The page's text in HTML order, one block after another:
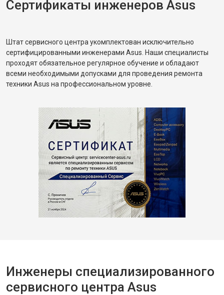
Сертификаты инженеров Asus
Штат сервисного центра укомплектован исключительно
сертифицированными инженерами Asus. Наши специалисты
проходят обязательное регулярное обучение и обладают
всеми необходимыми допусками для проведения ремонта
техники Asus на профессиональном уровне.
Инженеры специализированного
сервисного центра Asus